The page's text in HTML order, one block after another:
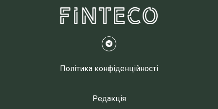
Політика конфіденційності
Редакція